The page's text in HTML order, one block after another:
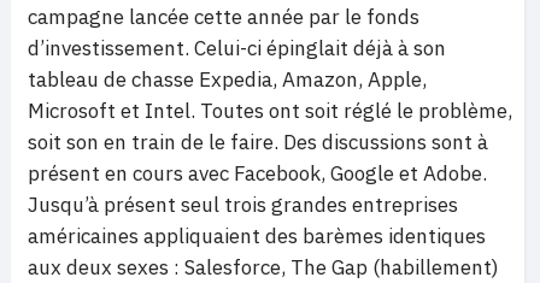
campagne lancée cette année par le fonds
d’investissement. Celui-ci épinglait déjà à son
tableau de chasse Expedia, Amazon, Apple,
Microsoft et Intel. Toutes ont soit réglé le problème,
soit son en train de le faire. Des discussions sont à
présent en cours avec Facebook, Google et Adobe.
Jusqu’à présent seul trois grandes entreprises
américaines appliquaient des barèmes identiques
aux deux sexes : Salesforce, The Gap (habillement)